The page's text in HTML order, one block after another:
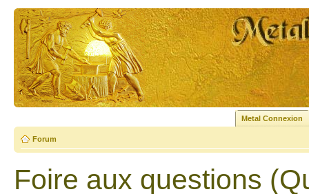
Metal Connexion
Forum
Foire aux questions